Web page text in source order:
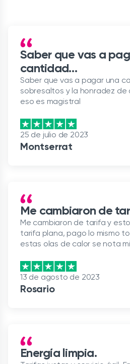
Saber que vas a
cantidad…
Saber que vas a pagar una
sobresaltos y la honradez de
eso es magistral
25 de julio de 2023
Montserrat
Me cambiaron de
Me cambiaron de tarifa y
tarifa plana, pago lo mismo
estas olas de calor se nota
13 de agosto de 2023
Rosario
Energía limpia.